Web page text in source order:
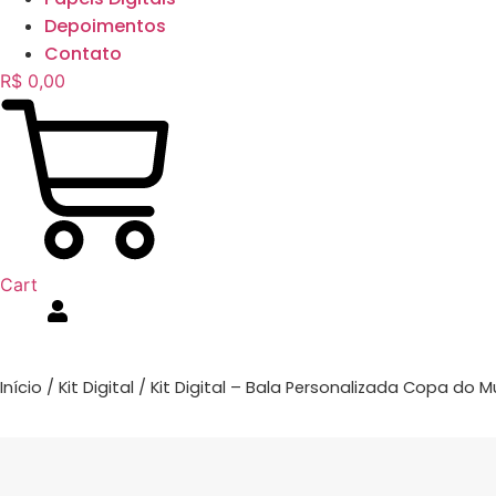
Depoimentos
Contato
R$ 0,00
Cart
Início / Kit Digital / Kit Digital – Bala Personalizada Copa do